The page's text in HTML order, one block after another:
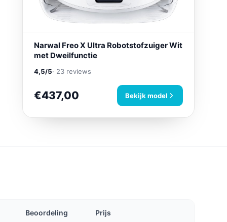
Narwal Freo X Ultra Robotstofzuiger Wit
met Dweilfunctie
4,5/5· 23 reviews
€437,00 Bekijk model
Beoordeling Prijs